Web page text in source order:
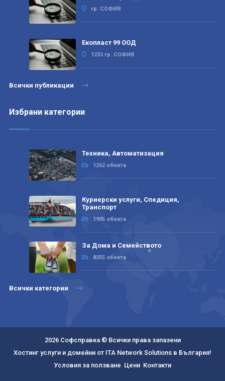
гр. СОФИЯ
Екопласт 99 ООД
1233 гр. СОФИЯ
Всички публикации
Избрани категории
Техника, Автоматизация
1262 обекта
Куриерски услуги, Спедиция,
Транспорт
1905 обекта
За Дома и Семейството
8255 обекта
Всички категории
2026 Софсправка © Всички права запазени
Хостинг услуги и домейни от ITA Network Solutions в България!
Условия за ползване Цени Контакти